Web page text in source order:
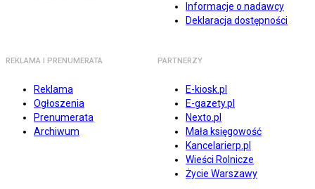
Informacje o nadawcy
Deklaracja dostępności
REKLAMA I PRENUMERATA
Reklama
Ogłoszenia
Prenumerata
Archiwum
PARTNERZY
E-kiosk.pl
E-gazety.pl
Nexto.pl
Mała księgowość
Kancelarierp.pl
Wieści Rolnicze
Życie Warszawy